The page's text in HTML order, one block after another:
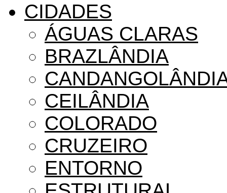
CIDADES
ÁGUAS CLARAS
BRAZLÂNDIA
CEILÂNDIA
COLORADO
CRUZEIRO
ENTORNO